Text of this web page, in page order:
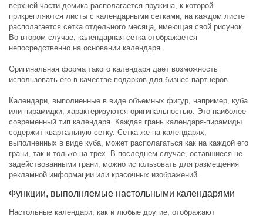
верхней части домика располагается пружина, к которой
прикрепляются листы с календарными сетками, на каждом листе
располагается сетка отдельного месяца, имеющая свой рисунок.
Во втором случае, календарная сетка отображается
непосредственно на основании календаря.
Оригинальная форма такого календаря дает возможность
использовать его в качестве подарков для бизнес-партнеров.
Календари, выполненные в виде объемных фигур, например, куба
или пирамидки, характеризуются оригинальностью. Это наиболее
современный тип календаря. Каждая грань календаря-пирамиды
содержит квартальную сетку. Сетка же на календарях,
выполненных в виде куба, может располагаться как на каждой его
грани, так и только на трех. В последнем случае, оставшиеся не
задействованными грани, можно использовать для размещения
рекламной информации или красочных изображений.
Функции, выполняемые настольными календарями
Настольные календари, как и любые другие, отображают